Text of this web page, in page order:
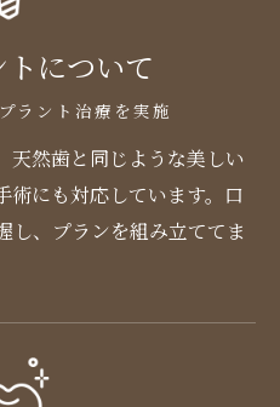
について
ラント治療を実施
天然歯と同じような美しい
術にも対応しています。口
し、プランを組み立ててま